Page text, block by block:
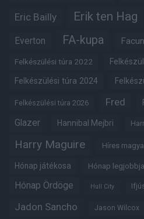
Eric Bailly Erik ten Hag
Everton FA-kupa
Felkészülési túra 2022
Felkészülési túra 2024
Felkészülési túra 2026 Fred
Glazer Hannibal Mejbri
Harry Maguire Híres
Hónap játékosa Hónap
Hónap Ördöge Hull City
Jadon Sancho Jason Wilcox